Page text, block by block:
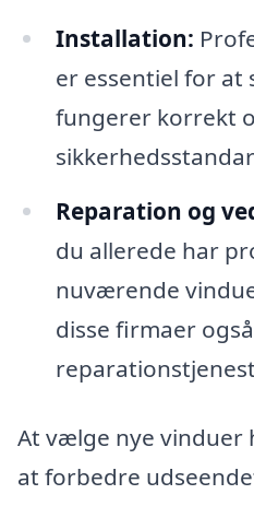
Installation:
er essentiel for at
fungerer korrekt
Reparation og
du allerede har
nuværende
disse firmaer
At vælge nye vinduer
at forbedre